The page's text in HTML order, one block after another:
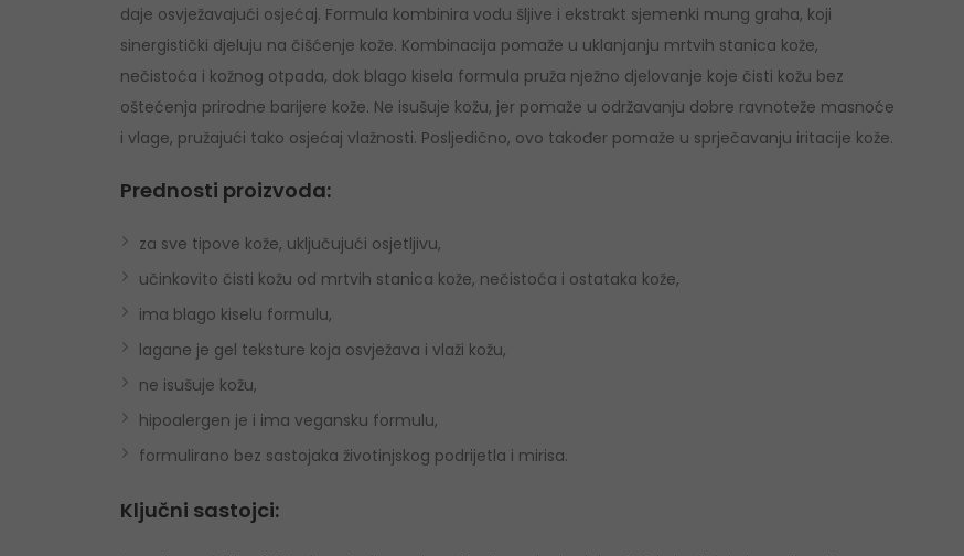
daje osvježavajući osjećaj. Formula kombinira vodu šljive i ekstrakt sjemenki mung graha, koji
sinergistički djeluju na čišćenje kože. Kombinacija pomaže u uklanjanju mrtvih stanica kože,
nečistoća i kožnog otpada, dok blago kisela formula pruža nježno djelovanje koje čisti kožu bez
oštećenja prirodne barijere kože. Ne isušuje kožu, jer pomaže u održavanju dobre ravnoteže masnoće
i vlage, pružajući tako osjećaj vlažnosti. Posljedično, ovo također pomaže u sprječavanju iritacije kože.
Prednosti proizvoda:
za sve tipove kože, uključujući osjetljivu,
učinkovito čisti kožu od mrtvih stanica kože, nečistoća i ostataka kože,
ima blago kiselu formulu,
lagane je gel teksture koja osvježava i vlaži kožu,
ne isušuje kožu,
hipoalergen je i ima vegansku formulu,
formulirano bez sastojaka životinjskog podrijetla i mirisa.
Ključni sastojci: